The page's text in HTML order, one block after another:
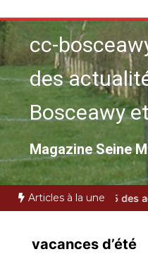
au
contenucc-
des
Bosceawy
Magazine Seine
Articles à la une
VTC bassin d’Arcachon : le
vacances d’été